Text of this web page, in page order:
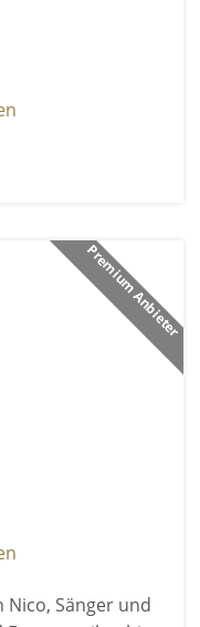
Premium Anbieter
Nico, Sänger und